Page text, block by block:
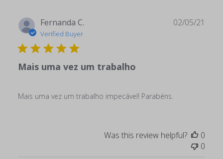
Fernanda C.
Verified Buyer
Mais uma vez um trabalho
Mais uma vez um trabalho impecável! Parabéns.
02/05/21
Was this review helpful?
0
0